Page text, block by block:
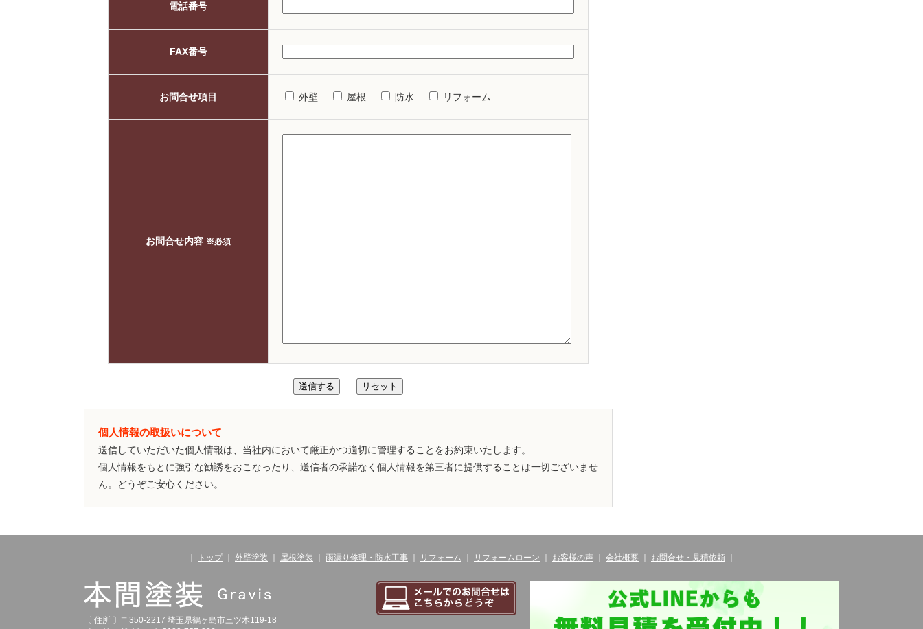
電話番号
FAX番号
お問合せ項目 外壁 屋根 防水 リフォーム
お問合せ内容 ※必須
個人情報の取扱いについて
送信していただいた個人情報は、当社内において厳正かつ適切に管理することをお約束いたします。
個人情報をもとに強引な勧誘をおこなったり、送信者の承諾なく個人情報を第三者に提供することは一切ございませ
ん。どうぞご安心ください。
トップ 外壁塗装 屋根塗装 雨漏り修理・防水工事 リフォーム リフォームローン お客様の声 会社概要 お問合せ・見積依頼
〔 住所 〕〒350-2217 埼玉県鶴ヶ島市三ツ木119-18